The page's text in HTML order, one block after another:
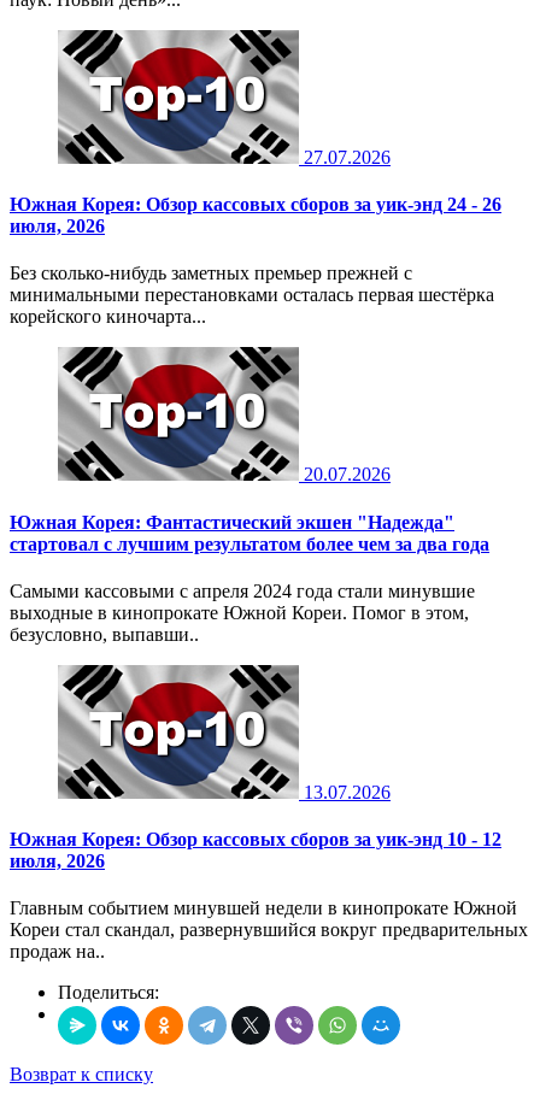
27.07.2026
Южная Корея: Обзор кассовых сборов за уик-энд 24 - 26
июля, 2026
Без сколько-нибудь заметных премьер прежней с
минимальными перестановками осталась первая шестёрка
корейского киночарта...
20.07.2026
Южная Корея: Фантастический экшен "Надежда"
стартовал с лучшим результатом более чем за два года
Самыми кассовыми с апреля 2024 года стали минувшие
выходные в кинопрокате Южной Кореи. Помог в этом,
безусловно, выпавши..
13.07.2026
Южная Корея: Обзор кассовых сборов за уик-энд 10 - 12
июля, 2026
Главным событием минувшей недели в кинопрокате Южной
Кореи стал скандал, развернувшийся вокруг предварительных
продаж на..
Поделиться:
Возврат к списку